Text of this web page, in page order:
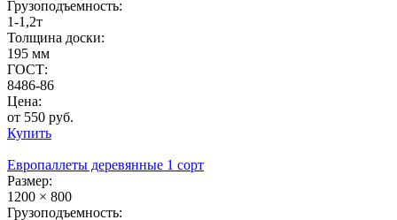
Грузоподъемность:
1-1,2т
Толщина доски:
195 мм
ГОСТ:
8486-86
Цена:
от 550 руб.
Купить
Европаллеты деревянные 1 сорт
Размер:
1200 × 800
Грузоподъемность: